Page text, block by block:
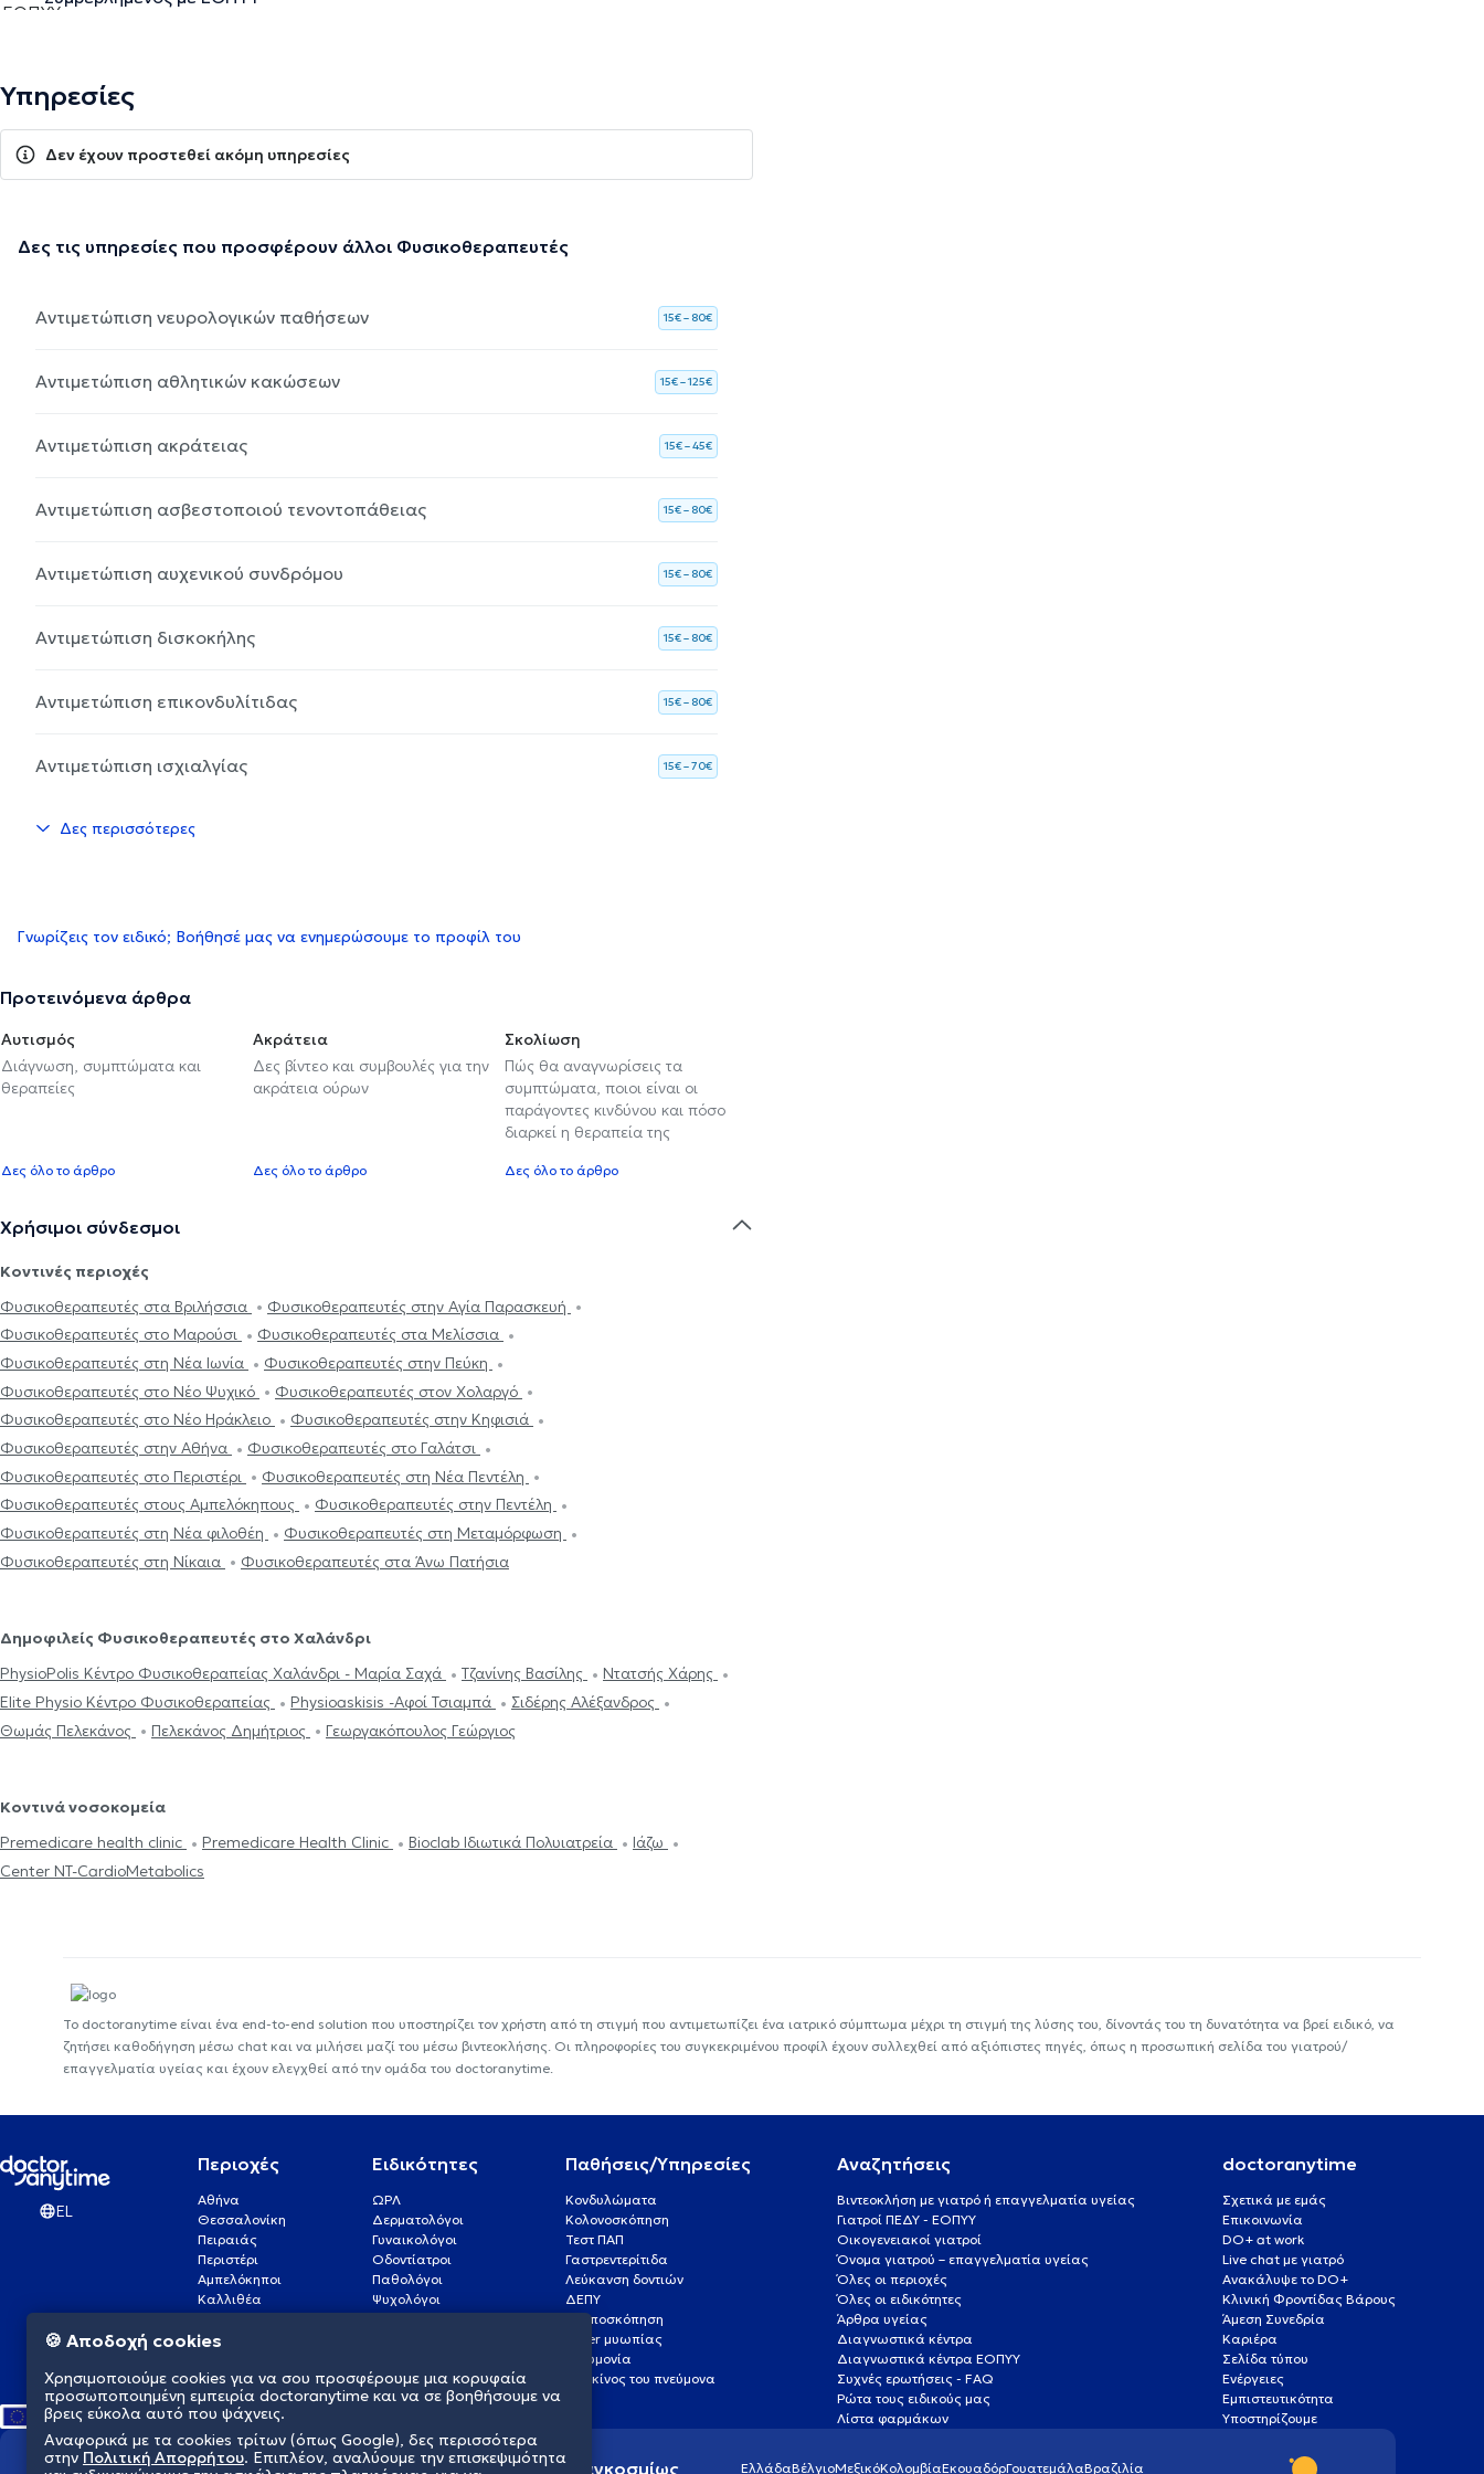
Υπηρεσίες
Δεν έχουν προστεθεί ακόμη υπηρεσίες
Δες τις υπηρεσίες που προσφέρουν άλλοι Φυσικοθεραπευτές
Αντιμετώπιση νευρολογικών παθήσεων 15€ – 80€
Αντιμετώπιση αθλητικών κακώσεων 15€ – 125€
Αντιμετώπιση ακράτειας 15€ – 45€
Αντιμετώπιση ασβεστοποιού τενοντοπάθειας 15€ – 80€
Αντιμετώπιση αυχενικού συνδρόμου 15€ – 80€
Αντιμετώπιση δισκοκήλης 15€ – 80€
Αντιμετώπιση επικονδυλίτιδας 15€ – 80€
Αντιμετώπιση ισχιαλγίας 15€ – 70€
Δες περισσότερες
Γνωρίζεις τον ειδικό; Βοήθησέ μας να ενημερώσουμε το προφίλ του
Προτεινόμενα άρθρα
Αυτισμός
Διάγνωση, συμπτώματα και
θεραπείες
Δες όλο το άρθρο
Ακράτεια
Δες βίντεο και συμβουλές για την
ακράτεια ούρων
Δες όλο το άρθρο
Σκολίωση
Πώς θα αναγνωρίσεις τα
συμπτώματα, ποιοι είναι οι
παράγοντες κινδύνου και πόσο
διαρκεί η θεραπεία της
Δες όλο το άρθρο
Χρήσιμοι σύνδεσμοι
Κοντινές περιοχές
Φυσικοθεραπευτές στα Βριλήσσια
Φυσικοθεραπευτές στην Αγία Παρασκευή
Φυσικοθεραπευτές στο Μαρούσι
Φυσικοθεραπευτές στα Μελίσσια
Φυσικοθεραπευτές στη Νέα Ιωνία
Φυσικοθεραπευτές στην Πεύκη
Φυσικοθεραπευτές στο Νέο Ψυχικό
Φυσικοθεραπευτές στον Χολαργό
Φυσικοθεραπευτές στο Νέο Ηράκλειο
Φυσικοθεραπευτές στην Κηφισιά
Φυσικοθεραπευτές στην Αθήνα
Φυσικοθεραπευτές στο Γαλάτσι
Φυσικοθεραπευτές στο Περιστέρι
Φυσικοθεραπευτές στη Νέα Πεντέλη
Φυσικοθεραπευτές στους Αμπελόκηπους
Φυσικοθεραπευτές στην Πεντέλη
Φυσικοθεραπευτές στη Νέα φιλοθέη
Φυσικοθεραπευτές στη Μεταμόρφωση
Φυσικοθεραπευτές στη Νίκαια
Φυσικοθεραπευτές στα Άνω Πατήσια
Δημοφιλείς Φυσικοθεραπευτές στο Χαλάνδρι
PhysioPolis Κέντρο Φυσικοθεραπείας Χαλάνδρι - Μαρία Σαχά
Τζανίνης Βασίλης
Ντατσής Χάρης
Elite Physio Κέντρο Φυσικοθεραπείας
Physioaskisis -Αφοί Τσιαμπά
Σιδέρης Αλέξανδρος
Θωμάς Πελεκάνος
Πελεκάνος Δημήτριος Γεωργακόπουλος Γεώργιος
Κοντινά νοσοκομεία
Premedicare health clinic
Premedicare Health Clinic Bioclab Ιδιωτικά Πολυιατρεία
Ιάζω
Center NT-CardioMetabolics
Το doctoranytime είναι ένα end-to-end solution που υποστηρίζει τον χρήστη από τη στιγμή που αντιμετωπίζει ένα ιατρικό σύμπτωμα μέχρι τη στιγμή της λύσης του, δίνοντάς του τη δυνατότητα να βρεί ειδικό, να
ζητήσει καθοδήγηση μέσω chat και να μιλήσει μαζί του μέσω βιντεοκλήσης. Οι πληροφορίες του συγκεκριμένου προφίλ έχουν συλλεχθεί από αξιόπιστες πηγές, όπως η προσωπική σελίδα του γιατρού/
επαγγελματία υγείας και έχουν ελεγχθεί από την ομάδα του doctoranytime.
EL
Περιοχές
Αθήνα
Θεσσαλονίκη
Πειραιάς
Περιστέρι
Αμπελόκηποι
Καλλιθέα
Γλυφάδα
Νέα Σμύρνη
Ειδικότητες
ΩΡΛ
Δερματολόγοι
Γυναικολόγοι
Οδοντίατροι
Παθολόγοι
Ψυχολόγοι
Καρδιολόγοι
Παθήσεις/Υπηρεσίες
Κονδυλώματα
Κολονοσκόπηση
Τεστ ΠΑΠ
Γαστρεντερίτιδα
Λεύκανση δοντιών
ΔΕΠΥ
Κολποσκόπηση
Laser μυωπίας
Πνευμονία
Καρκίνος του πνεύμονα
Αναζητήσεις
Βιντεοκλήση με γιατρό ή επαγγελματία υγείας
Γιατροί ΠΕΔΥ - ΕΟΠΥΥ
Οικογενειακοί γιατροί
Όνομα γιατρού – επαγγελματία υγείας
Όλες οι περιοχές
Όλες οι ειδικότητες
Άρθρα υγείας
Διαγνωστικά κέντρα
Διαγνωστικά κέντρα ΕΟΠΥΥ
Συχνές ερωτήσεις - FAQ
Ρώτα τους ειδικούς μας
Λίστα φαρμάκων
doctoranytime
Σχετικά με εμάς
Επικοινωνία
DO+ at work
Live chat με γιατρό
Ανακάλυψε το DO+
Κλινική Φροντίδας Βάρους
Άμεση Συνεδρία
Καριέρα
Σελίδα τύπου
Ενέργειες
Εμπιστευτικότητα
Υποστηρίζουμε
Διαμορφώνουμε το μέλλον της υγείας παγκοσμίως ΕλλάδαΒέλγιοΜεξικόΚολομβίαΕκουαδόρΓουατεμάλαΒραζιλία
🍪 Αποδοχή cookies
Χρησιμοποιούμε cookies για να σου προσφέρουμε μια κορυφαία
προσωποποιημένη εμπειρία doctoranytime και να σε βοηθήσουμε να
βρεις εύκολα αυτό που ψάχνεις.
Αναφορικά με τα cookies τρίτων (όπως Google), δες περισσότερα
στην Πολιτική Απορρήτου. Επιπλέον, αναλύουμε την επισκεψιμότητα